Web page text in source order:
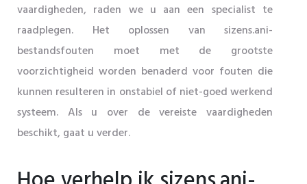
vaardigheden, raden we u aan een specialist te
raadplegen. Het oplossen van sizens.ani-
bestandsfouten moet met de grootste
voorzichtigheid worden benaderd voor fouten die
kunnen resulteren in onstabiel of niet-goed werkend
systeem. Als u over de vereiste vaardigheden
beschikt, gaat u verder.